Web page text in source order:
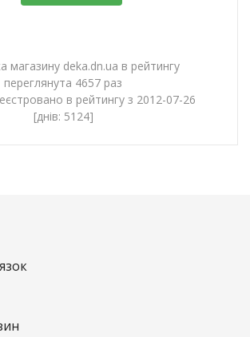
магазину deka.dn.ua в рейтингу
переглянута 4657 раз
в рейтингу з 2012-07-26
[днів: 5124]